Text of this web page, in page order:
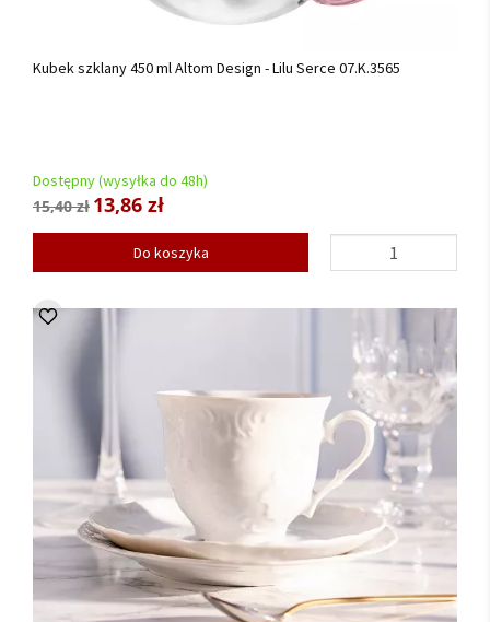
Kubek szklany 450 ml Altom Design - Lilu Serce 07.K.3565
Dostępny (wysyłka do 48h)
15,40 zł 13,86 zł
Do koszyka